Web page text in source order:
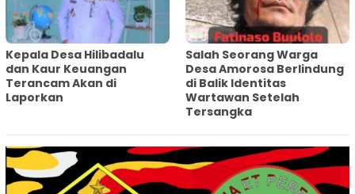
Kepala Desa Hilibadalu
dan Kaur Keuangan
Terancam Akan di
Laporkan
Salah Seorang Warga
Desa Amorosa Berlindung
di Balik Identitas
Wartawan Setelah
Tersangka